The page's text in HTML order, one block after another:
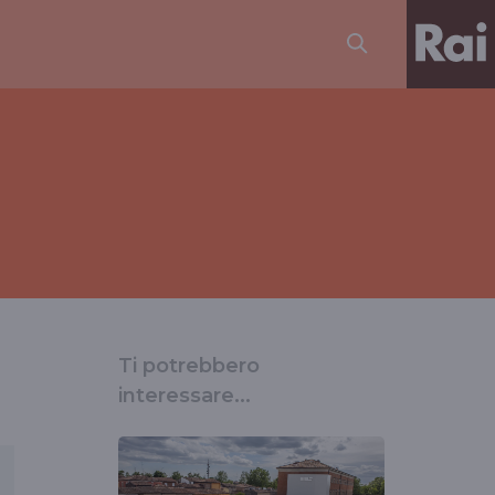
Ti potrebbero
interessare...